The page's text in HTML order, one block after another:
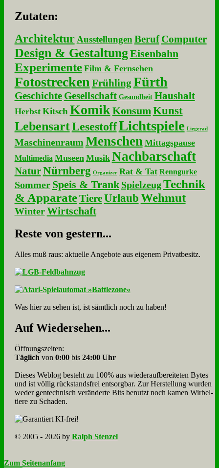
Zu­ta­ten:
Architektur Ausstellungen Beruf Computer
Design & GestaltungEisenbahn
Experimente Film & Fernsehen
Fotostrecken Frühling Fürth
Geschichte Gesellschaft Gesundheit Haushalt
Herbst Kitsch KomikKonsumKunst
LebensartLesestoffLichtspiele Liegerad
Maschinenraum Menschen Mittagspause
Multimedia Museen Musik Nachbarschaft
NaturNürnberg Organizer Rat & Tat Renngurke
Sommer Speis & Trank Spielzeug Technik
& Apparate Tiere UrlaubWehmut
Winter Wirtschaft
Re­ste von ge­stern...
Alles muß raus: aktuelle An­ge­bo­te aus eigenem Privatbesitz.
Was hier zu sehen ist, ist sämt­lich noch zu haben!
Auf Wie­der­se­hen...
Öffnungszeiten:
Täglich von 0:00bis 24:00 Uhr
Dieses Weblog besteht zu 100% aus wie­der­auf­bereite­ten Bytes
und ist völlig rück­stands­frei ent­sorg­bar. Zur Herstellung wurden
weder gen­tech­nisch veränderte Bits benutzt noch kamen Wir­bel­
tiere zu Scha­den.
© 2005 - 2026 by Ralph Stenzel
Zum Seitenanfang